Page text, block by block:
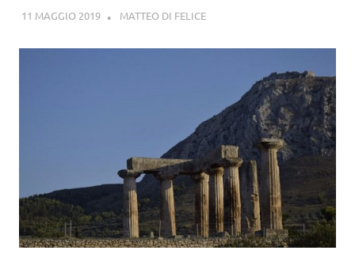
11 MAGGIO 2019 MATTEO DI FELICE